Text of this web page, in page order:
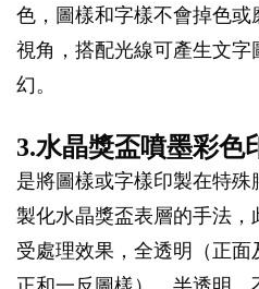
色，圖樣和字樣不會掉色
視角，搭配光線可產生文字
幻。
3.水晶獎盃噴墨彩色
是將圖樣或字樣印製在特
製化水晶獎盃表層的手法
受處理效果，全透明（正